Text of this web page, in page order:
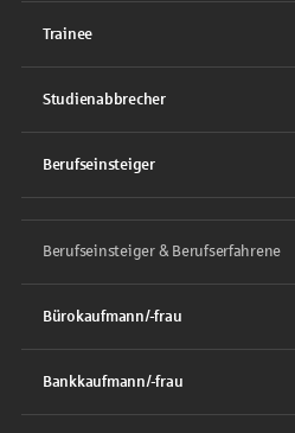
Trainee
Studienabbrecher
Berufseinsteiger
Berufseinsteiger & Berufserfahrene
Bürokaufmann/-frau
Bankkaufmann/-frau